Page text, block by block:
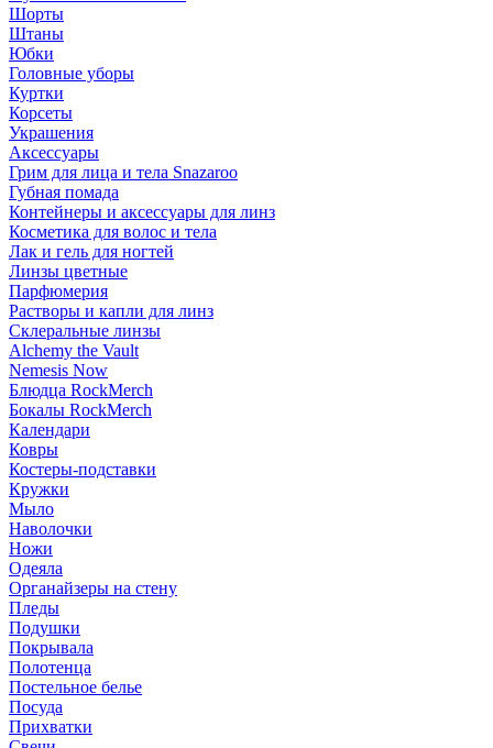
Шорты
Штаны
Юбки
Головные уборы
Куртки
Корсеты
Украшения
Аксессуары
Грим для лица и тела Snazaroo
Губная помада
Контейнеры и аксессуары для линз
Косметика для волос и тела
Лак и гель для ногтей
Линзы цветные
Парфюмерия
Растворы и капли для линз
Склеральные линзы
Alchemy the Vault
Nemesis Now
Блюдца RockMerch
Бокалы RockMerch
Календари
Ковры
Костеры-подставки
Кружки
Мыло
Наволочки
Ножи
Одеяла
Органайзеры на стену
Пледы
Подушки
Покрывала
Полотенца
Постельное белье
Посуда
Прихватки